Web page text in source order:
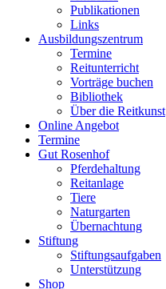
Publikationen
Links
Ausbildungszentrum
Termine
Reitunterricht
Vorträge buchen
Bibliothek
Über die Reitkunst
Online Angebot
Termine
Gut Rosenhof
Pferdehaltung
Reitanlage
Tiere
Naturgarten
Übernachtung
Stiftung
Stiftungsaufgaben
Unterstützung
Shop